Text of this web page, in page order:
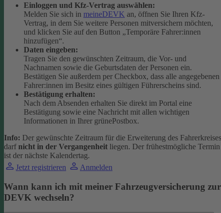
Einloggen und Kfz-Vertrag auswählen:
Melden Sie sich in meineDEVK an, öffnen Sie Ihren Kfz-
Vertrag, in dem Sie weitere Personen mitversichern möchten,
und klicken Sie auf den Button „Temporäre Fahrer:innen
hinzufügen“.
Daten eingeben:
Tragen Sie den gewünschten Zeitraum, die Vor- und
Nachnamen sowie die Geburtsdaten der Personen ein.
Bestätigen Sie außerdem per Checkbox, dass alle angegebenen
Fahrer:innen im Besitz eines gültigen Führerscheins sind.
Bestätigung erhalten:
Nach dem Absenden erhalten Sie direkt im Portal eine
Bestätigung sowie eine Nachricht mit allen wichtigen
Informationen in Ihrer grünePostbox.
Info: Der gewünschte Zeitraum für die Erweiterung des Fahrerkreises
darf nicht in der Vergangenheit liegen. Der frühestmögliche Termin
ist der nächste Kalendertag.
Jetzt registrieren
Anmelden
Wann kann ich mit meiner Fahrzeugversicherung zur
DEVK wechseln?